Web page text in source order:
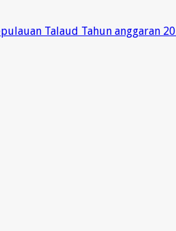
Talaud Tahun anggaran